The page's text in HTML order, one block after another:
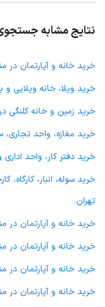
نتایج مشابه
خرید خانه و آپارتمان در منطقه 1
خرید ویلا، خانه ویلایی و باغ
خرید زمین و خانه کلنگی در
خرید مغازه، واحد تجاری،
خرید دفتر کار، واحد اداری
تهران
خرید خانه و آپارتمان در منطقه 7
خرید خانه و آپارتمان در منطقه 8
خرید خانه و آپارتمان در منطقه 9
خرید خانه و آپارتمان در منطقه